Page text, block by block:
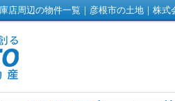
店周辺の物件一覧｜彦根市の土地｜株式